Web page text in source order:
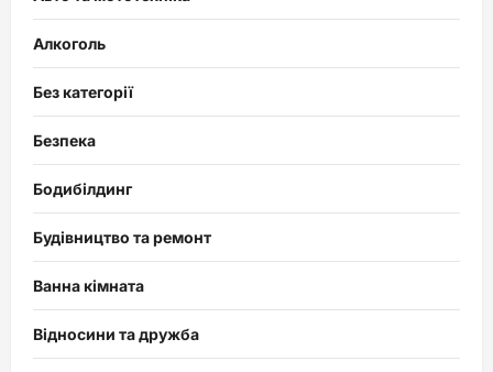
Алкоголь
Без категорії
Безпека
Бодибілдинг
Будівництво та ремонт
Ванна кімната
Відносини та дружба